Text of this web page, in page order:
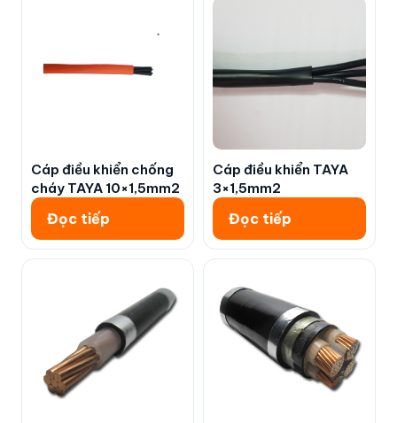
Cáp điều khiển chống
cháy TAYA 10×1,5mm2
Đọc tiếp
Cáp điều khiển TAYA
3×1,5mm2
Đọc tiếp